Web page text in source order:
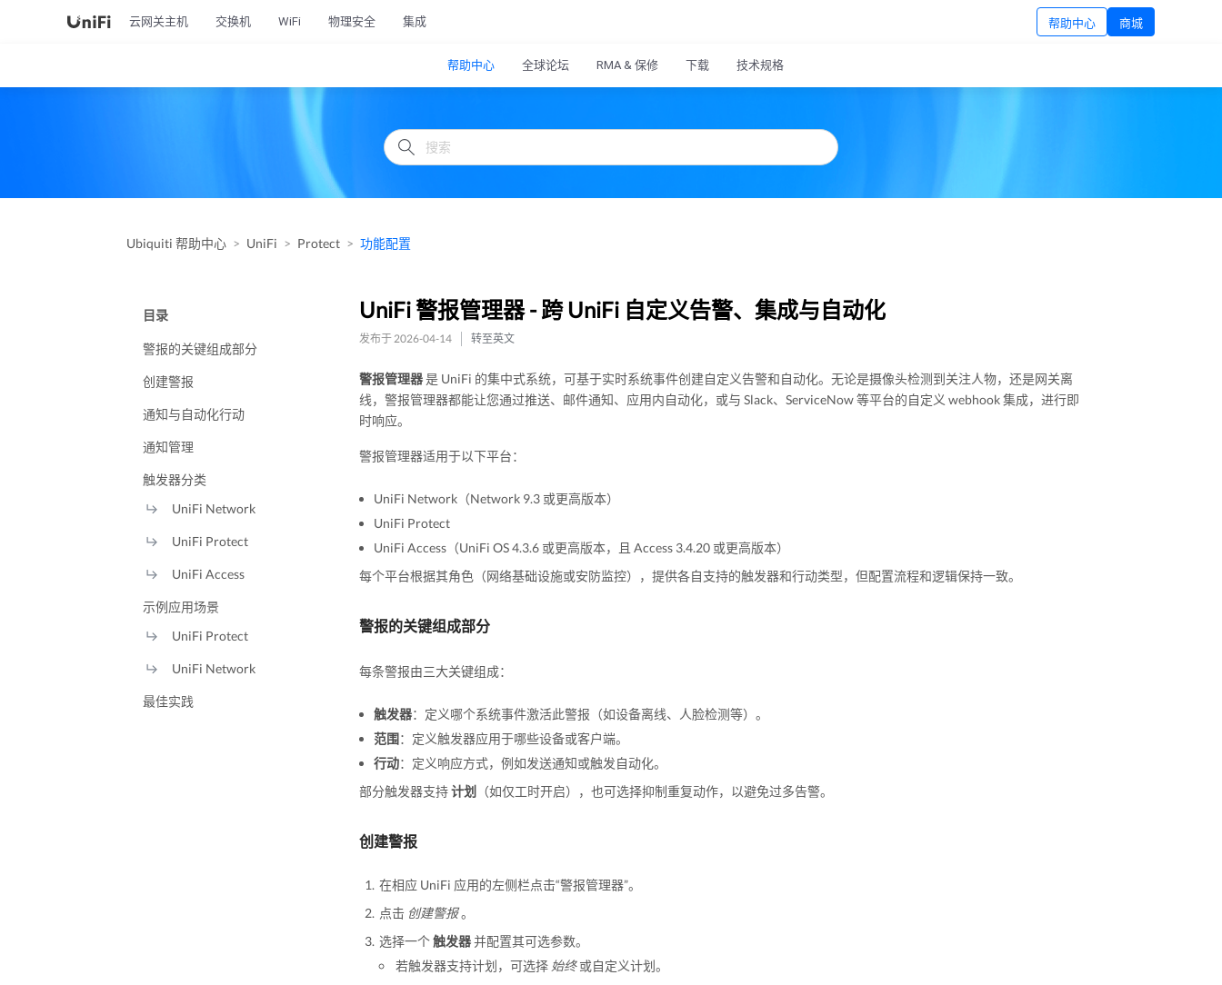
云网关主机 交换机 WiFi 物理安全 集成 帮助中心 商城
帮助中心 全球论坛 RMA & 保修 下载 技术规格
Ubiquiti 帮助中心 UniFi Protect 功能配置
目录
警报的关键组成部分
创建警报
通知与自动化行动
通知管理
触发器分类
UniFi Network
UniFi Protect
UniFi Access
示例应用场景
UniFi Protect
UniFi Network
最佳实践
UniFi 警报管理器 - 跨 UniFi 自定义告警、集成与自动化
发布于 2026-04-14 转至英文
警报管理器是 UniFi 的集中式系统，可基于实时系统事件创建自定义告警和自动化。无论是摄像头检测到关注人物，还是网关离
线，警报管理器都能让您通过推送、邮件通知、应用内自动化，或与 Slack、ServiceNow 等平台的自定义 webhook 集成，进行即
时响应。
警报管理器适用于以下平台：
UniFi Network（Network 9.3 或更高版本）
UniFi Protect
UniFi Access（UniFi OS 4.3.6 或更高版本，且 Access 3.4.20 或更高版本）
每个平台根据其角色（网络基础设施或安防监控），提供各自支持的触发器和行动类型，但配置流程和逻辑保持一致。
警报的关键组成部分
每条警报由三大关键组成：
触发器：定义哪个系统事件激活此警报（如设备离线、人脸检测等）。
范围：定义触发器应用于哪些设备或客户端。
行动：定义响应方式，例如发送通知或触发自动化。
部分触发器支持计划 （如仅工时开启），也可选择抑制重复动作，以避免过多告警。
创建警报
在相应 UniFi 应用的左侧栏点击“警报管理器”。
点击 创建警报。
选择一个触发器并配置其可选参数。
若触发器支持计划，可选择 始终或自定义计划。